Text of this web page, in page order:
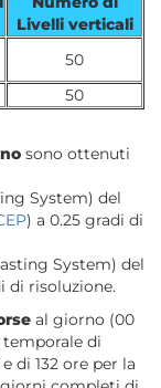
Livelli verticali
50
50
sono ottenuti
System) del
) a 0.25 gradi di
System) del
di risoluzione.
al giorno (00
temporale di
di 132 ore per la